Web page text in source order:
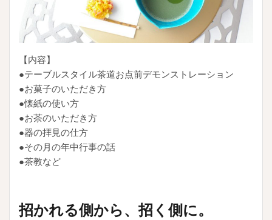
【内容】
●テーブルスタイル茶道お点前デモンストレーション
●お菓子のいただき方
●懐紙の使い方
●お茶のいただき方
●器の拝見の仕方
●その月の年中行事の話
●茶教など
招かれる側から、招く側に。